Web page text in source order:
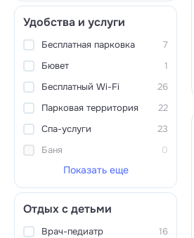
Удобства и услуги
Бесплатная парковка
7
Бювет
1
Бесплатный Wi-Fi
26
Парковая территория
22
Спа-услуги
23
Баня
0
Показать еще
Отдых с детьми
Врач-педиатр
16